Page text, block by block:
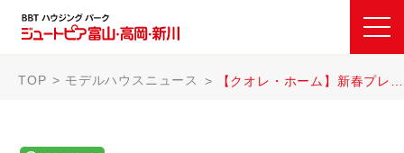
TOP モデルハウスニュース 【クオレ・ホーム】新春プレゼントキャンペーン